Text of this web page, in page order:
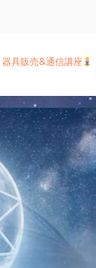
器具販売&通信講座